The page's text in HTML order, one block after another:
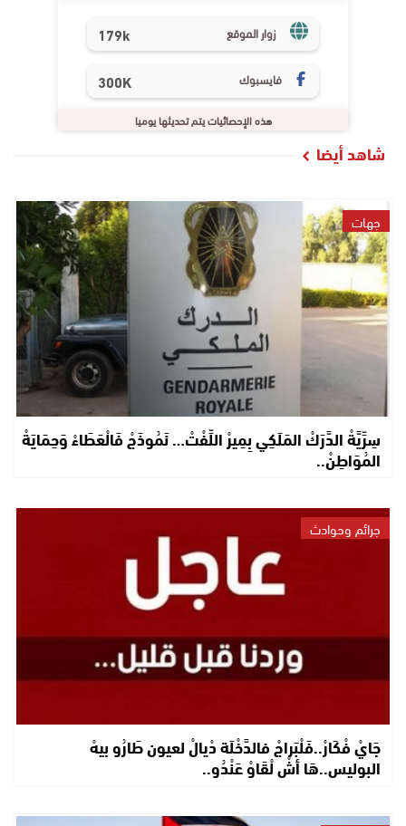
زوار الموقع 179k
فايسبوك 300K
هذه الإحصائيات يتم تحديثها يوميا
شاهد أيضا
جهات
سِرِّيَّةْ الدَّرَكْ المَلَكِي بِمِيرْ اللِّفْتْ… نَمُوذَجْ فَالْعَطَاءْ وَحِمَايَةْ
المُوَاطِنْ..
جرائم وحوادث
جَايْ فْكَارْ..فَلْبَراجْ فالدَّخْلَة دْيالْ لعيون طَارُو بيهْ
البوليس..هَا أشْ لْقَاوْ عَنْدُو..